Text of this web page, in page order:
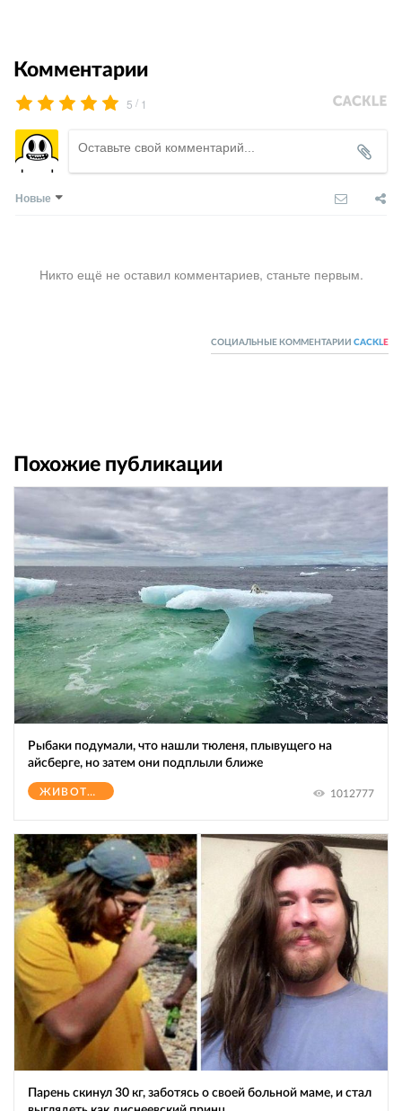
Комментарии
5 / 1
Новые
Никто ещё не оставил комментариев, станьте первым.
СОЦИАЛЬНЫЕ КОММЕНТАРИИ CACKL E
Похожие публикации
Рыбаки подумали, что нашли тюленя, плывущего на
айсберге, но затем они подплыли ближе
ЖИВОТНЫЕ 1012777
Парень скинул 30 кг, заботясь о своей больной маме, и стал